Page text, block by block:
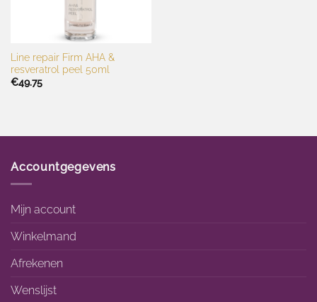
Line repair Firm AHA &
resveratrol peel 50ml
€49.75
Accountgegevens
Mijn account
Winkelmand
Afrekenen
Wenslijst